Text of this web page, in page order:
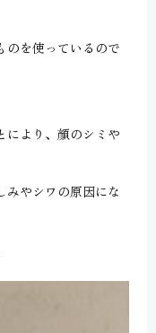
のを使っているので
により、顔のシミや
みやシワの原因にな